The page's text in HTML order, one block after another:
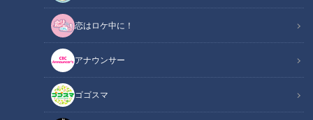
恋はロケ中に！
アナウンサー
ゴゴスマ
ゲンキスチューデント:新井恵理那
ゲンキリサーチャー:ノッチ（デンジャラス）
ドクター:小山太郎
これからくる秋は、一年で最も毛が抜けやすい季節。さらに、
秋は「フケ」や「かゆみ」「パサつき」など、薄毛以外にも悩